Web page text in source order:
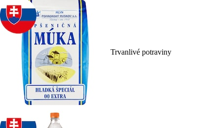
Trvanlivé potraviny